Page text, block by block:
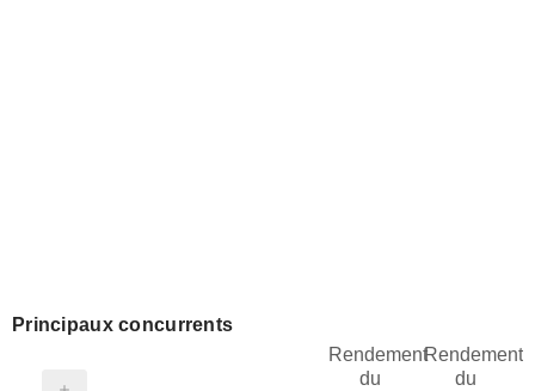
Principaux concurrents
Rendement
du
Rendement
du